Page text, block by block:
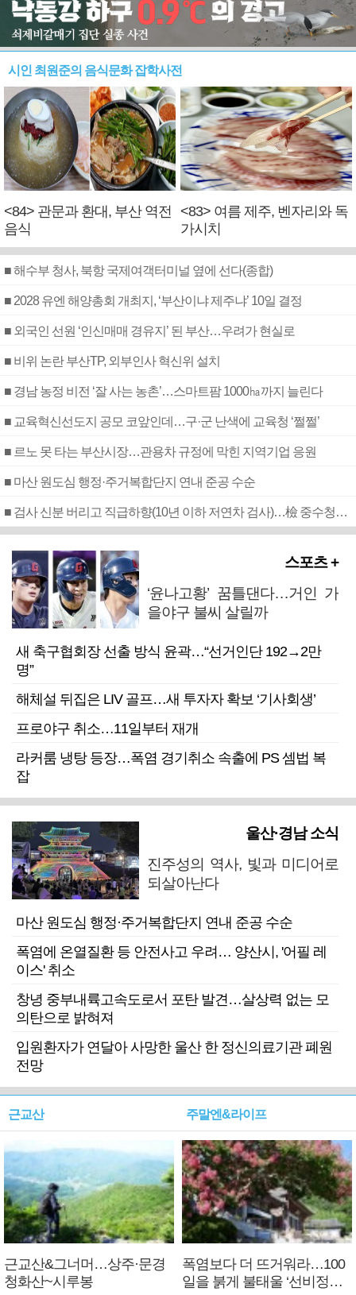
시인 최원준의 음식문화 잡학사전
<84> 관문과 환대, 부산 역전
음식
<83> 여름 제주, 벤자리와 독
가시치
■ 해수부 청사, 북항 국제여객터미널 옆에 선다(종합)
■ 2028 유엔 해양총회 개최지, ‘부산이냐 제주냐’ 10일 결정
■ 외국인 선원 ‘인신매매 경유지’ 된 부산…우려가 현실로
■ 비위 논란 부산TP, 외부인사 혁신위 설치
■ 경남 농정 비전 ‘잘 사는 농촌’…스마트팜 1000㏊까지 늘린다
■ 교육혁신선도지 공모 코앞인데…구·군 난색에 교육청 ‘쩔쩔’
■ 르노 못 타는 부산시장…관용차 규정에 막힌 지역기업 응원
■ 마산 원도심 행정·주거복합단지 연내 준공 수순
■ 검사 신분 버리고 직급하향(10년 이하 저연차 검사)…檢 중수청행 기피
스포츠 +
‘윤나고황’ 꿈틀댄다…거인 가
을야구 불씨 살릴까
새 축구협회장 선출 방식 윤곽…“선거인단 192→2만
명”
해체설 뒤집은 LIV 골프…새 투자자 확보 ‘기사회생’
프로야구 취소…11일부터 재개
라커룸 냉탕 등장…폭염 경기취소 속출에 PS 셈법 복
잡
울산·경남 소식
진주성의 역사, 빛과 미디어로
되살아난다
마산 원도심 행정·주거복합단지 연내 준공 수순
폭염에 온열질환 등 안전사고 우려… 양산시, '어필 레
이스' 취소
창녕 중부내륙고속도로서 포탄 발견…살상력 없는 모
의탄으로 밝혀져
입원환자가 연달아 사망한 울산 한 정신의료기관 폐원
전망
근교산
근교산&그너머…상주·문경
청화산~시루봉
주말엔&라이프
폭염보다 더 뜨거워라…100
일을 붉게 불태울 ‘선비정신’